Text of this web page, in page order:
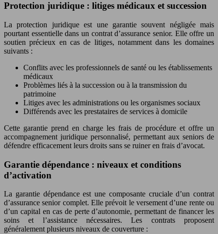
Protection juridique : litiges médicaux et succession
La protection juridique est une garantie souvent négligée mais
pourtant essentielle dans un contrat d’assurance senior. Elle offre un
soutien précieux en cas de litiges, notamment dans les domaines
suivants :
Conflits avec les professionnels de santé ou les établissements
médicaux
Problèmes liés à la succession ou à la transmission du
patrimoine
Litiges avec les administrations ou les organismes sociaux
Différends avec les prestataires de services à domicile
Cette garantie prend en charge les frais de procédure et offre un
accompagnement juridique personnalisé, permettant aux seniors de
défendre efficacement leurs droits sans se ruiner en frais d’avocat.
Garantie dépendance : niveaux et conditions
d’activation
La garantie dépendance est une composante cruciale d’un contrat
d’assurance senior complet. Elle prévoit le versement d’une rente ou
d’un capital en cas de perte d’autonomie, permettant de financer les
soins et l’assistance nécessaires. Les contrats proposent
généralement plusieurs niveaux de couverture :